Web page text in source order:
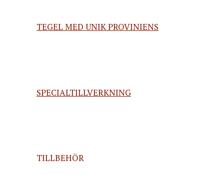
TEGEL MED UNIK PROVINIENS
SPECIALTILLVERKNING
TILLBEHÖR